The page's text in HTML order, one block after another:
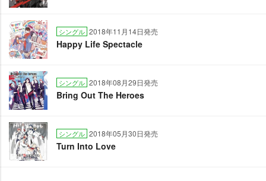
シングル 2018年11月14日発売
Happy Life Spectacle
シングル 2018年08月29日発売
Bring Out The Heroes
シングル 2018年05月30日発売
Turn Into Love